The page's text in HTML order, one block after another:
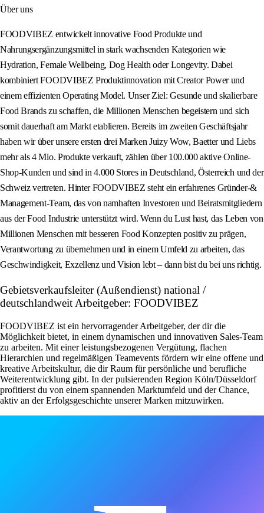
Über uns
FOODVIBEZ entwickelt innovative Food Produkte und
Nahrungsergänzungsmittel in stark wachsenden Kategorien wie
Hydration, Female Wellbeing, Dog Health oder Longevity. Dabei
kombiniert FOODVIBEZ Produktinnovation mit Creator Power und
einem effizienten Operating Model. Unser Ziel: Gesunde und skalierbare
Food Brands zu schaffen, die Millionen Menschen begeistern und sich
somit dauerhaft am Markt etablieren. Bereits im zweiten Geschäftsjahr
haben wir über unsere ersten drei Marken Juizy Wow, Baetter und Liebs
mehr als 4 Mio. Produkte verkauft, zählen über 100.000 aktive Online-
Shop‑Kunden und sind in 4.000 Stores in Deutschland, Österreich und der
Schweiz vertreten. Hinter FOODVIBEZ steht ein erfahrenes Gründer‑&
Management‑Team, das von namhaften Investoren und Beiratsmitgliedern
aus der Food Industrie unterstützt wird. Wenn du Lust hast, das Leben von
Millionen Menschen mit besseren Food Konzepten positiv zu prägen,
Verantwortung zu übernehmen und in einem Umfeld zu arbeiten, das
Geschwindigkeit, Exzellenz und Vision lebt – dann bist du bei uns richtig.
Gebietsverkaufsleiter (Außendienst) national /
deutschlandweit Arbeitgeber: FOODVIBEZ
FOODVIBEZ ist ein hervorragender Arbeitgeber, der dir die
Möglichkeit bietet, in einem dynamischen und innovativen Sales-Team
zu arbeiten. Mit einer leistungsbezogenen Vergütung, flachen
Hierarchien und regelmäßigen Teamevents fördern wir eine offene und
kreative Arbeitskultur, die dir Raum für persönliche und berufliche
Weiterentwicklung gibt. In der pulsierenden Region Köln/Düsseldorf
profitierst du von einem spannenden Marktumfeld und der Chance,
aktiv an der Erfolgsgeschichte unserer Marken mitzuwirken.